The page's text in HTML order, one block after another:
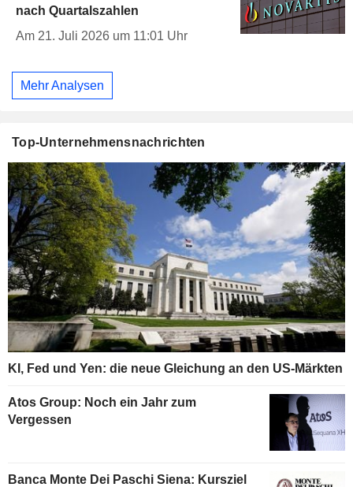
nach Quartalszahlen
Am 21. Juli 2026 um 11:01 Uhr
Mehr Analysen
Top-Unternehmensnachrichten
KI, Fed und Yen: die neue Gleichung an den US-Märkten
Atos Group: Noch ein Jahr zum
Vergessen
Banca Monte Dei Paschi Siena: Kursziel